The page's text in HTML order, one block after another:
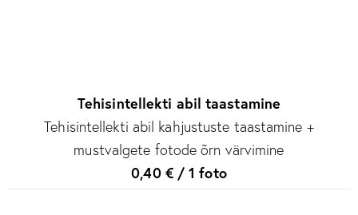
Tehisintellekti abil taastamine
Tehisintellekti abil kahjustuste taastamine +
mustvalgete fotode õrn värvimine
0,40 € / 1 foto